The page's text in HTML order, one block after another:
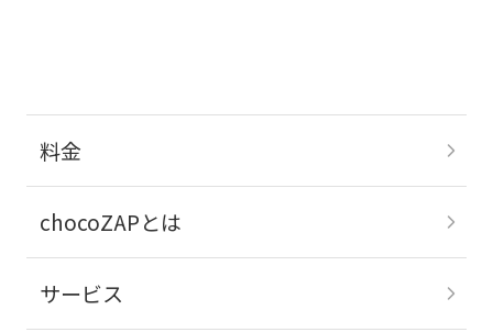
料金
chocoZAPとは
サービス